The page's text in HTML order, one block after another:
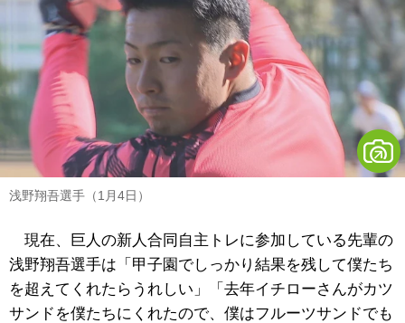
浅野翔吾選手（1月4日）
現在、巨人の新人合同自主トレに参加している先輩の
浅野翔吾選手は「甲子園でしっかり結果を残して僕たち
を超えてくれたらうれしい」「去年イチローさんがカツ
サンドを僕たちにくれたので、僕はフルーツサンドでも